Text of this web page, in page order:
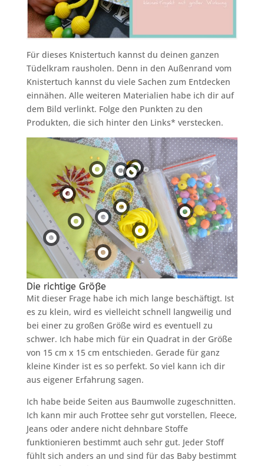
Für dieses Knistertuch kannst du deinen ganzen
Tüdelkram rausholen. Denn in den Außenrand vom
Knistertuch kannst du viele Sachen zum Entdecken
einnähen. Alle weiteren Materialien habe ich dir auf
dem Bild verlinkt. Folge den Punkten zu den
Produkten, die sich hinter den Links* verstecken.
Die richtige Größe
Mit dieser Frage habe ich mich lange beschäftigt. Ist
es zu klein, wird es vielleicht schnell langweilig und
bei einer zu großen Größe wird es eventuell zu
schwer. Ich habe mich für ein Quadrat in der Größe
von 15 cm x 15 cm entschieden. Gerade für ganz
kleine Kinder ist es so perfekt. So viel kann ich dir
aus eigener Erfahrung sagen.
Ich habe beide Seiten aus Baumwolle zugeschnitten.
Ich kann mir auch Frottee sehr gut vorstellen, Fleece,
Jeans oder andere nicht dehnbare Stoffe
funktionieren bestimmt auch sehr gut. Jeder Stoff
fühlt sich anders an und sind für das Baby bestimmt